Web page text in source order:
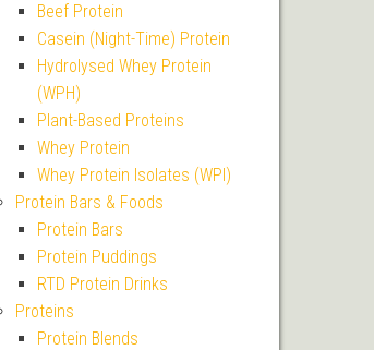
Beef Protein
Casein (Night-Time) Protein
Hydrolysed Whey Protein
(WPH)
Plant-Based Proteins
Whey Protein
Whey Protein Isolates (WPI)
Protein Bars & Foods
Protein Bars
Protein Puddings
RTD Protein Drinks
Proteins
Protein Blends